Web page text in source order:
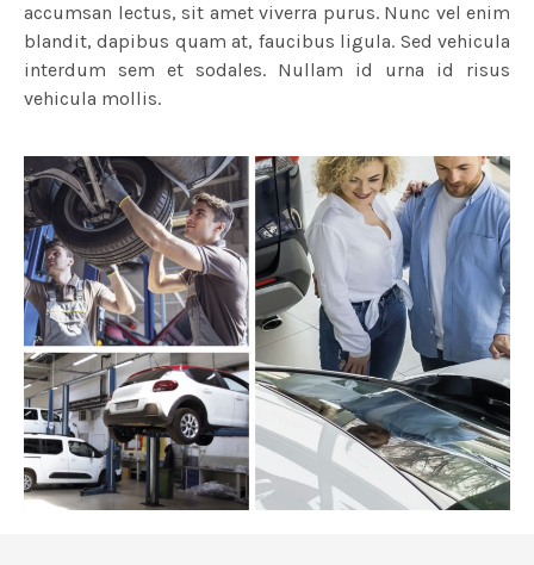
accumsan lectus, sit amet viverra purus. Nunc vel enim
blandit, dapibus quam at, faucibus ligula. Sed vehicula
interdum sem et sodales. Nullam id urna id risus
vehicula mollis.